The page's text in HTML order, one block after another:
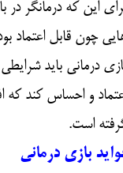
این که درمانگر در
چون قابل اعتماد
درمانی باید
و احساس کند که
است.​​​​​​​
بازی درمانی